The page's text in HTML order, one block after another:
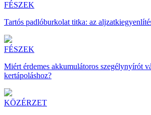
FÉSZEK
Tartós padlóburkolat titka: az
FÉSZEK
Miért érdemes akkumulátoros szegélynyírót
kertápoláshoz?
KÖZÉRZET